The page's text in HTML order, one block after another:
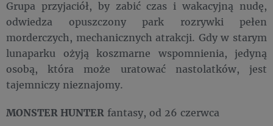
Grupa przyjaciół, by zabić czas i wakacyjną nudę,
odwiedza opuszczony park rozrywki pełen
morderczych, mechanicznych atrakcji. Gdy w starym
lunaparku ożyją koszmarne wspomnienia, jedyną
osobą, która może uratować nastolatków, jest
tajemniczy nieznajomy.
MONSTER HUNTER fantasy, od 26 czerwca